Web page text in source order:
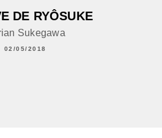
DE RYÔSUKE
Sukegawa
02/05/2018